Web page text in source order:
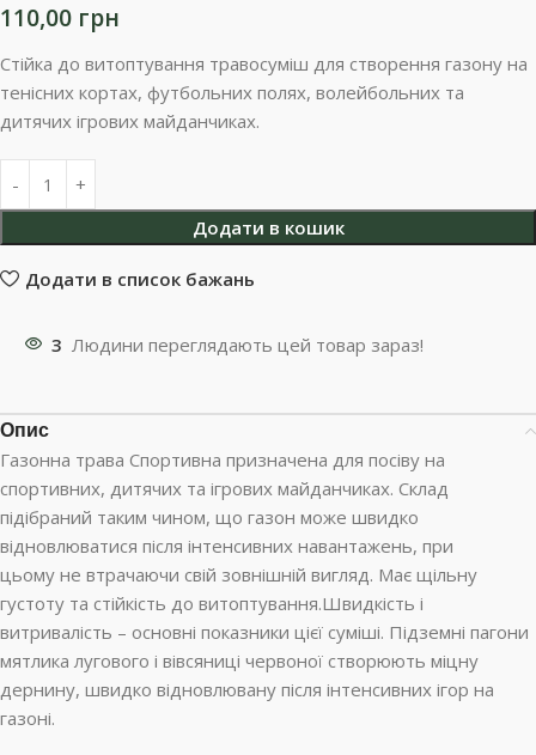
110,00 грн
Стійка до витоптування травосуміш для створення газону на
тенісних кортах, футбольних полях, волейбольних та
дитячих ігрових майданчиках.
Додати в кошик
Додати в список бажань
3 Людини переглядають цей товар зараз!
Опис
Газонна трава Спортивна призначена для посіву на
спортивних, дитячих та ігрових майданчиках. Склад
підібраний таким чином, що газон може швидко
відновлюватися після інтенсивних навантажень, при
цьому не втрачаючи свій зовнішній вигляд. Має щільну
густоту та стійкість до витоптування.Швидкість і
витривалість – основні показники цієї суміші. Підземні пагони
мятлика лугового і вівсяниці червоної створюють міцну
дернину, швидко відновлювану після інтенсивних ігор на
газоні.